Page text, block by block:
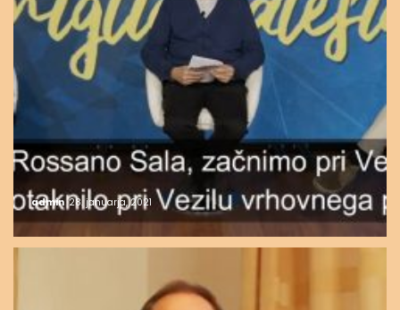
admin 28. januarja, 2021